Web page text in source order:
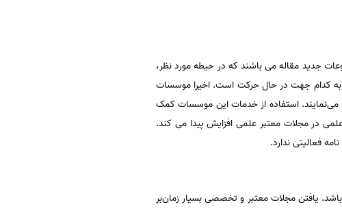
جدید مقاله می ‌باشند که در حیطه مورد نظر،
به کدام جهت در حال حرکت است. اخیرا موسسات
می‌نمایند. استفاده از خدمات این موسسات کمک
در مجلات معتبر علمی افزایش پیدا می کند.
یافتن مجلات معتبر و تخصصی بسیار زمان‌بر